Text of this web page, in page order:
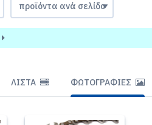
ΛΊΣΤΑ ΦΩΤΟΓΡΑΦΊΕΣ